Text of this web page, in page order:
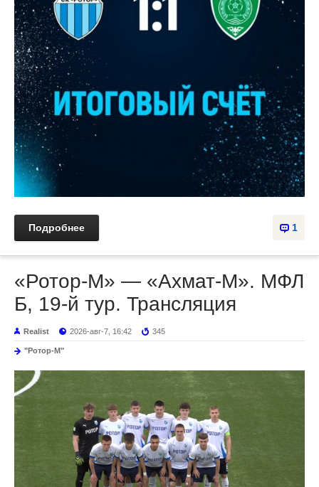
1
Подробнее
«Ротор-М» — «Ахмат-М». МФЛ
Б, 19-й тур. Трансляция
Realist 2026-авг-7, 16:42 345
"Ротор-М"